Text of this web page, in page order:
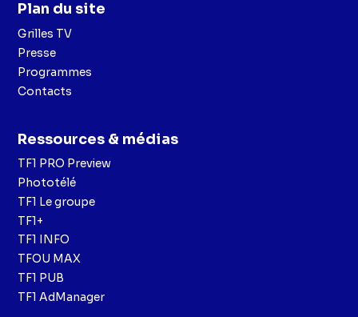
Plan du site
Grilles TV
Presse
Programmes
Contacts
Ressources & médias
TF1 PRO Preview
Phototélé
TF1 Le groupe
TF1+
TF1 INFO
TFOU MAX
TF1 PUB
TF1 AdManager